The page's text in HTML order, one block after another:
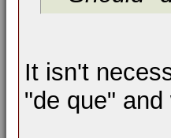
It isn't
"de que" and